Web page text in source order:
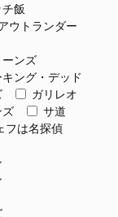
飯
ウトランダー
ーンズ
ング・デッド
ガリレオ
ズ
サ道
フは名探偵